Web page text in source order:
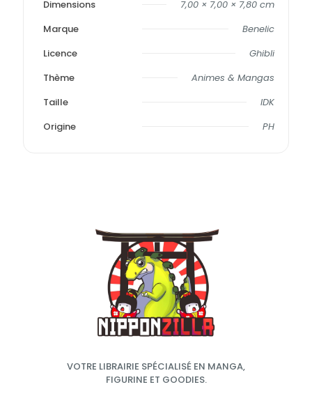
Dimensions
7,00 × 7,00 × 7,80 cm
Marque
Benelic
Licence
Ghibli
Thème
Animes & Mangas
Taille
IDK
Origine
PH
VOTRE LIBRAIRIE SPÉCIALISÉ EN MANGA,
FIGURINE ET GOODIES.